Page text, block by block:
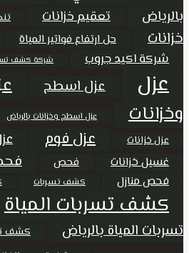
بالرياض
تعقيم خزانات
خزانات
حل ارتفاع فواتير المياة
شركة اكيد جروب شركة كشف
عزل عزل اسطح
وخزانات
عزل اسطح وخزانات بالرياض
عزل خزانات عزل فوم
غسيل خزانات فحص
فحص منازل كشف تسربات
كشف تسربات المياة
تسربات المياة بالرياض
كشف